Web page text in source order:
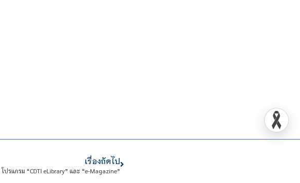
เรื่องถัดไป
รแกรม “CDTI eLibrary” และ “e-Magazine”